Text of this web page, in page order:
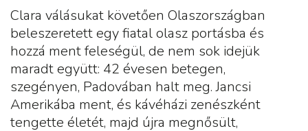
Clara válásukat követően Olaszországban
beleszeretett egy fiatal olasz portásba és
hozzá ment feleségül, de nem sok idejük
maradt együtt: 42 évesen betegen,
szegényen, Padovában halt meg. Jancsi
Amerikába ment, és kávéházi zenészként
tengette életét, majd újra megnősült,